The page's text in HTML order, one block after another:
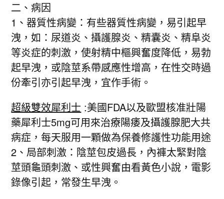
二、病因
1、器質性病變：有些器質性病變，易引起早
洩，如：尿道炎、攝護腺炎、精囊炎、精阜炎
等炎症的刺激，使射精中樞興奮度降低，易勃
起早洩，或陰莖系帶感應性增高，在性交時過
份牽引亦引起早洩，宜作手術。
超級雙效犀利士 :美國FDA以及歐盟核准壯陽
藥犀利士5mg可用來治療陽痿及攝護腺肥大共
病症，每天服用一顆做為保養修護性功能用途
2、局部刺激：陰莖包皮過長，內褲太緊對陰
莖頭龜頭刺激、或性興奮由看黃色小說，電影
錄像引起，常發生早洩。